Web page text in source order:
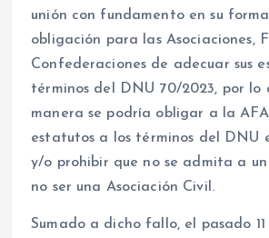
unión con fundamento en su
obligación para las Asociaciones,
Confederaciones de adecuar sus
términos del DNU 70/2023, por lo
manera se podría obligar a la
estatutos a los términos del DNU
y/o prohibir que no se admita a un
no ser una Asociación Civil.
Sumado a dicho fallo, el pasado